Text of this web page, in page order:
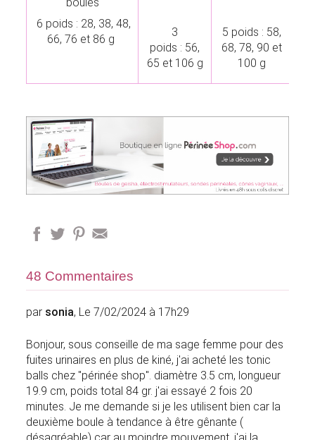
6 poids : 28, 38, 48,
66, 76 et 86 g
3
poids : 56,
65 et 106 g
5 poids : 58,
68, 78, 90 et
100 g
48 Commentaires
par sonia, Le 7/02/2024 à 17h29
Bonjour, sous conseille de ma sage femme pour des
fuites urinaires en plus de kiné, j'ai acheté les tonic
balls chez "périnée shop". diamètre 3.5 cm, longueur
19.9 cm, poids total 84 gr. j'ai essayé 2 fois 20
minutes. Je me demande si je les utilisent bien car la
deuxième boule à tendance à être gênante (
désagréable) car au moindre mouvement, j'ai la